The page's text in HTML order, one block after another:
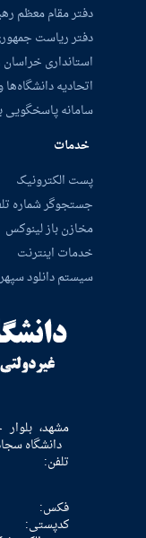
دفتر مقام معظم
دفتر ریاست
استانداری
اتحادیه
سامانه
خدمات
پست الکترونیک
جستجوگر شماره تلفن
مخازن باز لینوکس
خدمات اینترنت
سیستم دانلود سپهر
دانشگاه
تلفن:
فکس:
كدپستی: